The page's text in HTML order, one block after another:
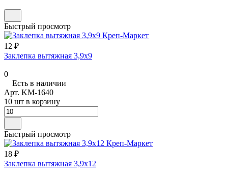
Быстрый просмотр
12 ₽
Заклепка вытяжная 3,9х9
0
Есть в наличии
Арт. KM-1640
10 шт в корзину
Быстрый просмотр
18 ₽
Заклепка вытяжная 3,9х12